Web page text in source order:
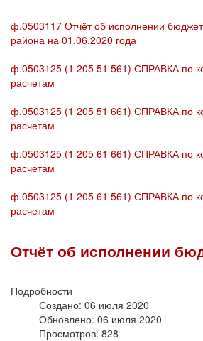
ф.0503117 Отчёт об исполнении
района на 01.06.2020 года
ф.0503125 (1 205 51 561) СПРАВКА по
расчетам
ф.0503125 (1 205 51 661) СПРАВКА по
расчетам
ф.0503125 (1 205 61 661) СПРАВКА по
расчетам
ф.0503125 (1 205 61 561) СПРАВКА по
расчетам
Отчёт об исполнении
Подробности
Создано: 06 июля 2020
Обновлено: 06 июля 2020
Просмотров: 828